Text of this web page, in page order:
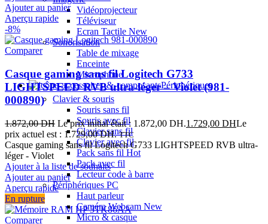
Vidéoprojecteur
Téléviseur
Ecran Tactile New
Sonorisation
Table de mixage
Enceinte
Microphone
Périphériques
Clavier & souris
Souris sans fil
Souris avec fil
Clavier sans fil
Clavier avec fil
Pack sans fil Hot
Pack avec fil
Lecteur code à barre
Périphériques PC
Haut parleur
Caméra Webcam New
Micro & casque
Ajouter au panier
Aperçu rapide
-8%
Comparer
Casque gaming sans fil Logitech G733
LIGHTSPEED RVB ultra-léger – Violet (981-
000890)
1.872,00DH Le prix initial était : 1.872,00 DH.1.729,00 DHLe
prix actuel est : 1.729,00 DH. TTC
Casque gaming sans fil Logitech G733 LIGHTSPEED RVB ultra-
léger - Violet
Ajouter à la liste de souhaits
Ajouter au panier
Aperçu rapide
En rupture
Comparer